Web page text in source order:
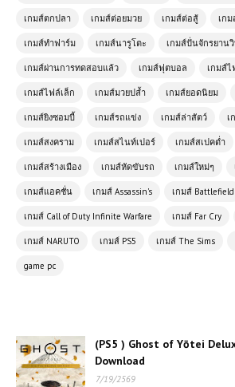
โหลดเกมส์ (PC) ฟรี RAID: World
เกมยิงปล้นสุดเดือดในยุคสงครามโลก
โหลดเกมส์ (PC) ฟรี The Walking
The Telltale Definitive Series รวมทุ
โหลดเกมส์ (PC) ฟรี Resident Evil 5
(PS5 ) Ghost of Yōtei Deluxe
Edition Free Download
เกมส์ตกปลา เกมส์ต่อยมวย เกมส์ต่อสู้ เกม
เกมส์ทำฟาร์ม เกมส์นารูโตะ เกมส์ปั่นจักรยาน
เกมส์ผ่านการทดสอบแล้ว เกมส์ฟุตบอล เกมส์ไ
เกมส์ไฟล์เล็ก เกมส์มวยปล้ำ เกมส์ยอดนิยม
เกมส์ยิงซอมบี้ เกมส์รถแข่ง เกมส์ล่าสัตว์ เ
เกมส์สงคราม เกมส์สไนท์เปอร์ เกมส์สเปคต่ำ
เกมส์สร้างเมือง เกมส์หัดขับรถ เกมส์ใหม่ๆ
เกมส์แอคชั่น เกมส์ Assassin's เกมส์ Battlefield
เกมส์ Call of Duty Infinite Warfare เกมส์ Far Cry
เกมส์ NARUTO เกมส์ PS5 เกมส์ The Sims
game pc
(PS5 ) Ghost of Yōtei
Download
7/19/2569